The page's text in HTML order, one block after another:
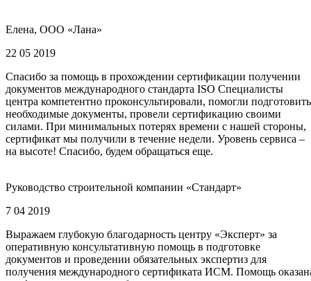
Елена, ООО «Лана»
22 05 2019
Спасибо за помощь в прохождении сертификации получении
документов международного стандарта ISO Специалисты
центра компетентно проконсультировали, помогли подготовить
необходимые документы, провели сертификацию своими
силами. При минимальных потерях времени с нашей стороны,
сертификат мы получили в течение недели. Уровень сервиса –
на высоте! Спасибо, будем обращаться еще.
Руководство строительной компании «Стандарт»
7 04 2019
Выражаем глубокую благодарность центру «Эксперт» за
оперативную консультативную помощь в подготовке
документов и проведении обязательных экспертиз для
получения международного сертификата ИСМ. Помощь